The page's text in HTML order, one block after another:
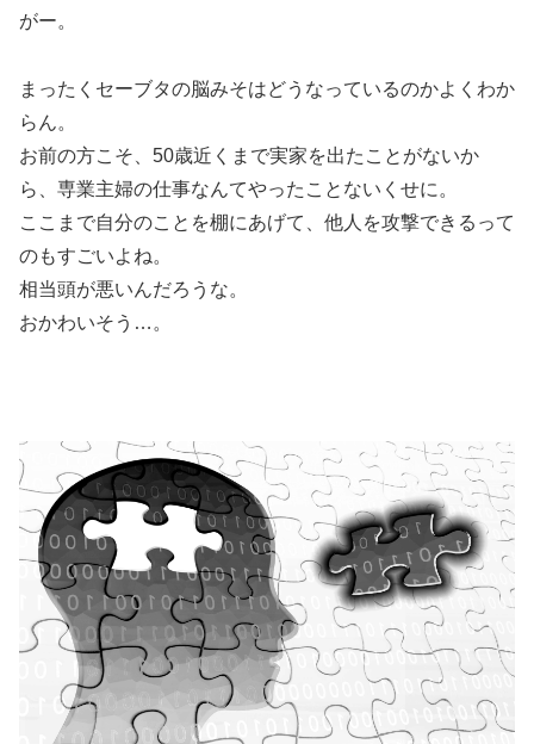
がー。
まったくセーブタの脳みそはどうなっているのかよくわか
らん。
お前の方こそ、50歳近くまで実家を出たことがないか
ら、専業主婦の仕事なんてやったことないくせに。
ここまで自分のことを棚にあげて、他人を攻撃できるって
のもすごいよね。
相当頭が悪いんだろうな。
おかわいそう…。